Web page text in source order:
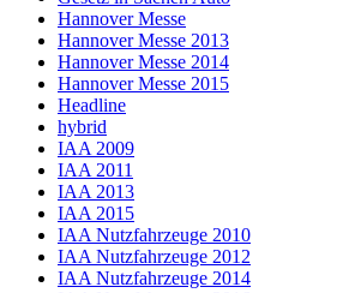
Hannover Messe
Hannover Messe 2013
Hannover Messe 2014
Hannover Messe 2015
Headline
hybrid
IAA 2009
IAA 2011
IAA 2013
IAA 2015
IAA Nutzfahrzeuge 2010
IAA Nutzfahrzeuge 2012
IAA Nutzfahrzeuge 2014